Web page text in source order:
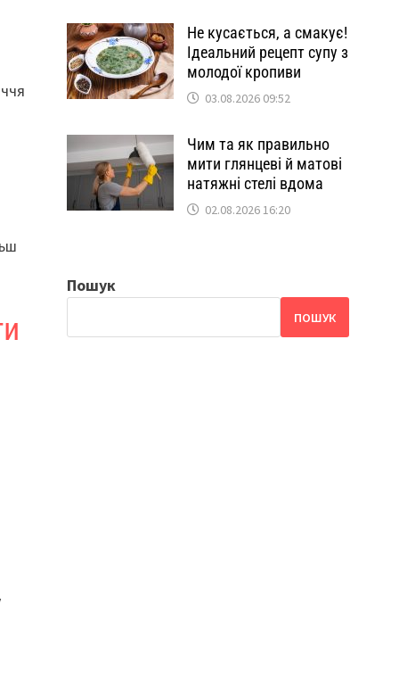
Не кусається, а смакує!
Ідеальний рецепт супу з
молодої кропиви
03.08.2026 09:52
Чим та як правильно
мити глянцеві й матові
натяжні стелі вдома
02.08.2026 16:20
Пошук
ПОШУК